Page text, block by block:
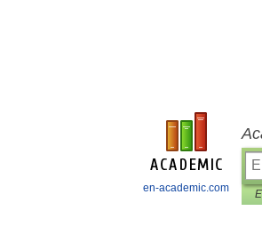
en-academic.com